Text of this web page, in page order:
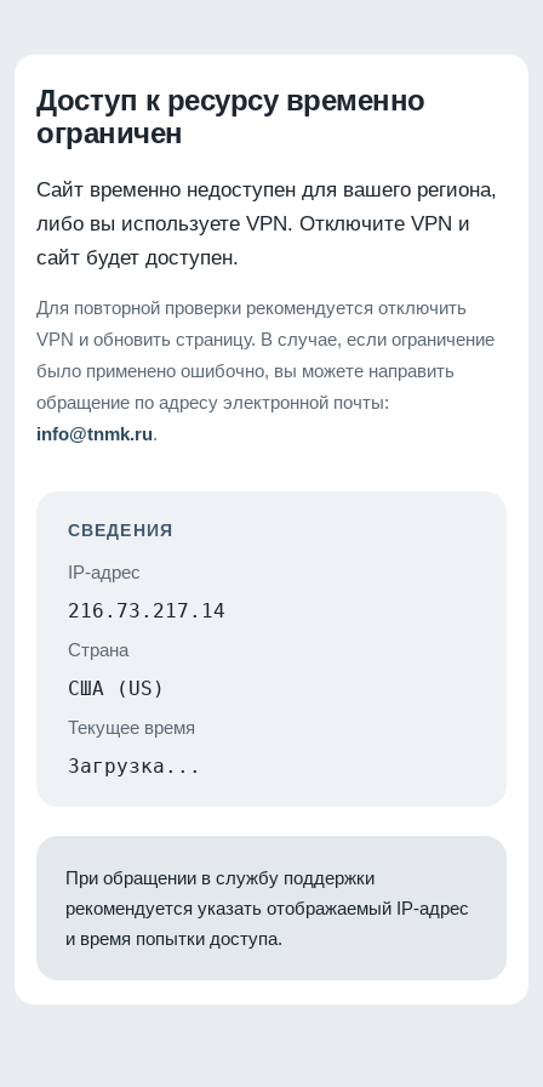
Доступ к ресурсу временно
ограничен
Сайт временно недоступен для вашего региона,
либо вы используете VPN. Отключите VPN и
сайт будет доступен.
Для повторной проверки рекомендуется отключить
VPN и обновить страницу. В случае, если ограничение
было применено ошибочно, вы можете направить
обращение по адресу электронной почты:
info@tnmk.ru.
СВЕДЕНИЯ
IP-адрес
216.73.217.14
Страна
США (US)
Текущее время
Загрузка...
При обращении в службу поддержки
рекомендуется указать отображаемый IP-адрес
и время попытки доступа.